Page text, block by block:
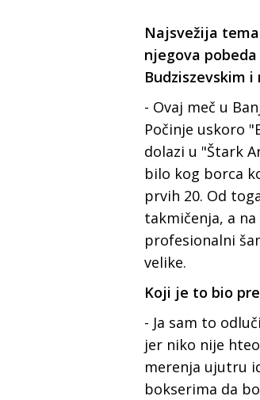
Najsvežija
njegova
Budziszevskim
- Ovaj meč u
Počinje uskoro
dolazi u "Štark
bilo kog borca
prvih 20. Od
takmičenja, a
profesionalni
velike.
Koji je to bio
- Ja sam to
jer niko nije
merenja ujutru
bokserima da